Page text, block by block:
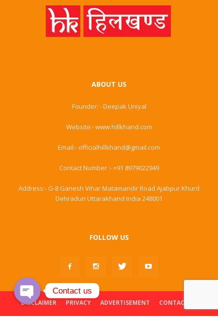
ABOUT US
Founder: - Deepak Uniyal
Website:- www.hillkhand.com
Email:- officialhillkhand@gmail.com
Contact Number :- +91 8979022949
Address:- G-8 Ganesh Vihar Matamandir Road Ajabpur Khurd
Dehradun Uttarakhand India 248001
FOLLOW US
DISCLAIMER PRIVACY ADVERTISEMENT
CONTACT US
Contact us
Open
chaty